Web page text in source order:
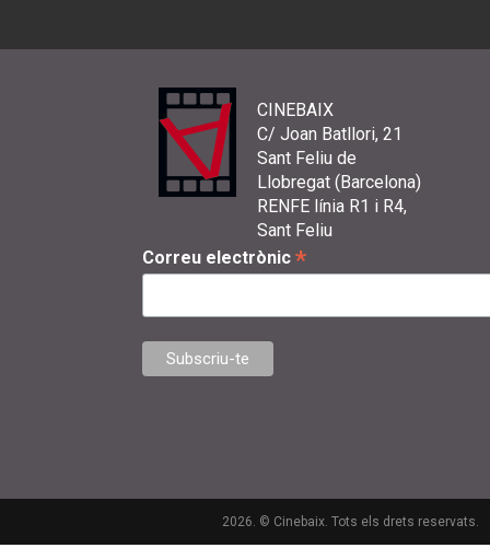
CINEBAIX
C/ Joan Batllori, 21
Sant Feliu de
Llobregat (Barcelona)
RENFE línia R1 i R4,
Sant Feliu
Correu electrònic *
2026. © Cinebaix. Tots els drets reservats.